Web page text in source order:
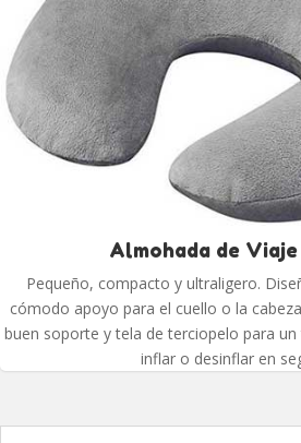
Almohada de
Pequeño, compacto y ultraligero.
cómodo apoyo para el cuello o la
buen soporte y tela de terciopelo para
inflar o desinflar en